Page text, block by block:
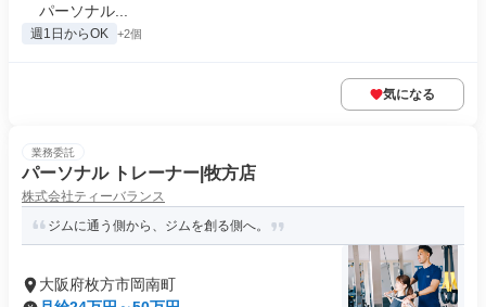
パーソナル...
週1日からOK +2個
気になる
業務委託
パーソナル トレーナー|牧方店
株式会社ティーバランス
ジムに通う側から、ジムを創る側へ。
大阪府枚方市岡南町